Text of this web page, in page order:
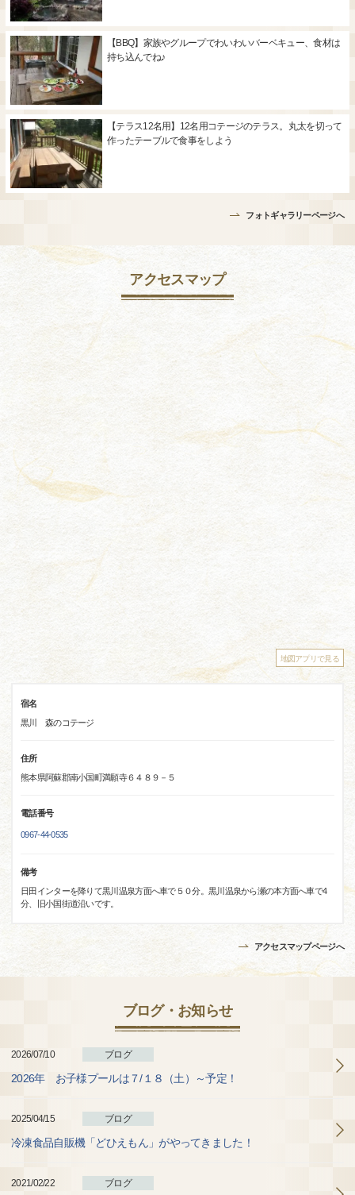
【BBQ】家族やグループでわいわいバーベキュー、食材は
持ち込んでね♪
【テラス12名用】12名用コテージのテラス。丸太を切って
作ったテーブルで食事をしよう
フォトギャラリーページへ
アクセスマップ
地図アプリで見る
宿名
黒川 森のコテージ
住所
熊本県阿蘇郡南小国町満願寺６４８９－５
電話番号
0967-44-0535
備考
日田インターを降りて黒川温泉方面へ車で５０分。黒川温泉から瀬の本方面へ車で4
分、旧小国街道沿いです。
アクセスマップページへ
ブログ・お知らせ
2026/07/10 ブログ
2026年 お子様プールは７/１８（土）～予定！
2025/04/15 ブログ
冷凍食品自販機「どひえもん」がやってきました！
2021/02/22 ブログ